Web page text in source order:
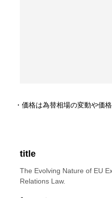
title
The Evolving Nature of EU
Relations Law.
・価格は為替相場の変動や価